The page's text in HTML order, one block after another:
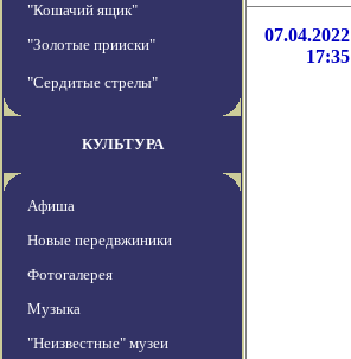
"Кошачий ящик"
"Золотые прииски"
"Сердитые стрелы"
КУЛЬТУРА
Афиша
Новые передвжиники
Фотогалерея
Музыка
"Неизвестные" музеи
07.04.2022
17:35